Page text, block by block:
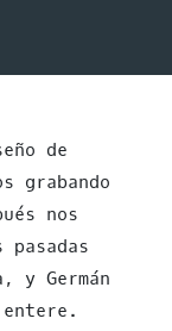
de
grabando
nos
y Germán